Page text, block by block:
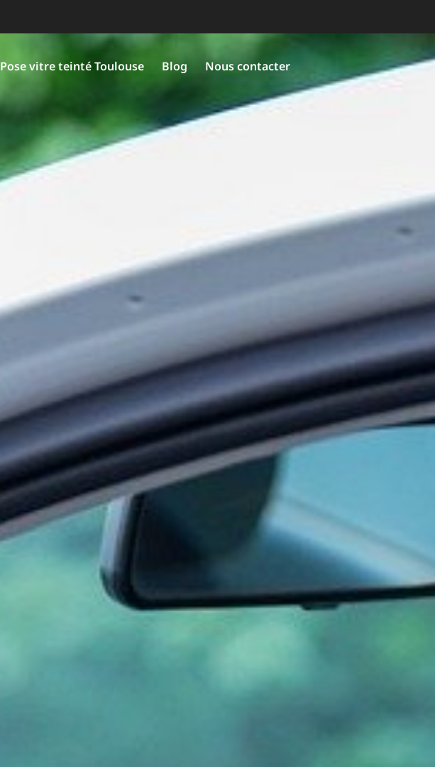
Pose vitre teinté Toulouse Blog Nous contacter